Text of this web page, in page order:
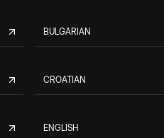
BULGARIAN
CROATIAN
ENGLISH